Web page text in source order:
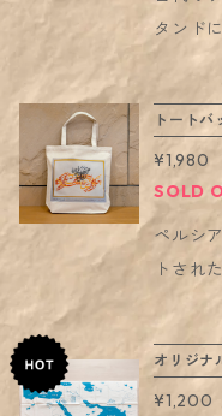
される
化する
保管場
く所、
はお控
ござい
い。小
使用・
ナー、
アゾー
ださい
場合が
は、使
があり
キャプ
うに2
も、あ
を立てて
いのご
び割れ
保管場
く所、
ござい
い。小
使用・
タンド
ャプシ
で、
ニ・ミ
ださい。 ご説明： ・サイズは画像に記載の通
り、各
ン、台
キャプ
うに2
を立てて
いのご
トートバ
¥1,980
SOLD
ペルシ
トされたト
ルシア書道に
ム）で
ながら
くペル
オリジナ
¥1,200